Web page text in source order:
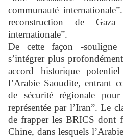
communauté
reconstruction de
internationale”.
De cette façon -souligne
s’intégrer plus
accord historique
l’Arabie Saoudite, entrant
de sécurité régionale
représentée par l’Iran”. Le
de frapper les BRICS dont
Chine, dans lesquels